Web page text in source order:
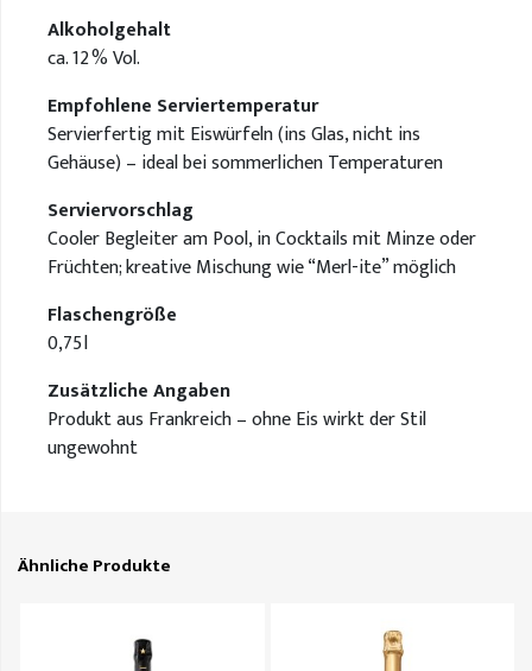
Alkoholgehalt
ca. 12 % Vol.
Empfohlene Serviertemperatur
Servierfertig mit Eiswürfeln (ins Glas, nicht ins
Gehäuse) – ideal bei sommerlichen Temperaturen
Serviervorschlag
Cooler Begleiter am Pool, in Cocktails mit Minze oder
Früchten; kreative Mischung wie “Merl-ite” möglich
Flaschengröße
0,75 l
Zusätzliche Angaben
Produkt aus Frankreich – ohne Eis wirkt der Stil
ungewohnt
Ähnliche Produkte